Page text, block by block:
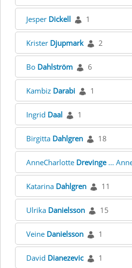
Jesper Dickell 1
Krister Djupmark 2
Bo Dahlström 6
Kambiz Darabi 1
Ingrid Daal 1
Birgitta Dahlgren 18
AnneCharlotte Drevinge...
Katarina Dahlgren 11
Ulrika Danielsson 15
Veine Danielsson 1
David Dianezevic 1